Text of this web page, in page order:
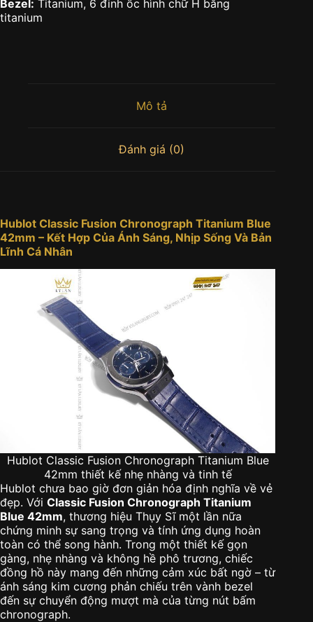
Bezel: Titanium, 6 đinh ốc hình chữ H bằng
titanium
Mô tả
Đánh giá (0)
Hublot Classic Fusion Chronograph Titanium Blue
42mm – Kết Hợp Của Ánh Sáng, Nhịp Sống Và Bản
Lĩnh Cá Nhân
Hublot Classic Fusion Chronograph Titanium Blue
42mm thiết kế nhẹ nhàng và tinh tế
Hublot chưa bao giờ đơn giản hóa định nghĩa về vẻ
đẹp. Với Classic Fusion Chronograph Titanium
Blue 42mm, thương hiệu Thụy Sĩ một lần nữa
chứng minh sự sang trọng và tính ứng dụng hoàn
toàn có thể song hành. Trong một thiết kế gọn
gàng, nhẹ nhàng và không hề phô trương, chiếc
đồng hồ này mang đến những cảm xúc bất ngờ – từ
ánh sáng kim cương phản chiếu trên vành bezel
đến sự chuyển động mượt mà của từng nút bấm
chronograph.